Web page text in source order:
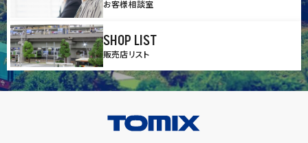
お客様相談室
SHOP LIST
販売店リスト